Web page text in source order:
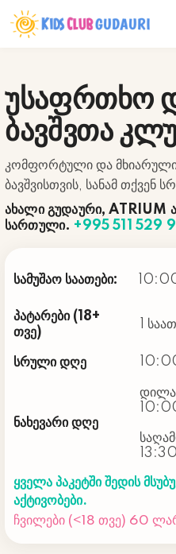
უსაფრთხო
ბავშვთა
კომფორტული და მხიარული
ბავშვისთვის, სანამ თქვენ
ახალი გუდაური, ATRIUM
სართული. +995 511 529
სამუშაო საათები:
პატარები (18+
თვე)
1
სრული დღე
ნახევარი დღე
ყველა პაკეტში შედის
აქტივობები.
ჩვილები (<18 თვე) 60